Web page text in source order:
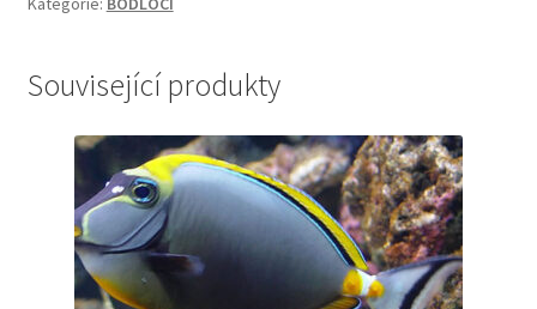
Související produkty